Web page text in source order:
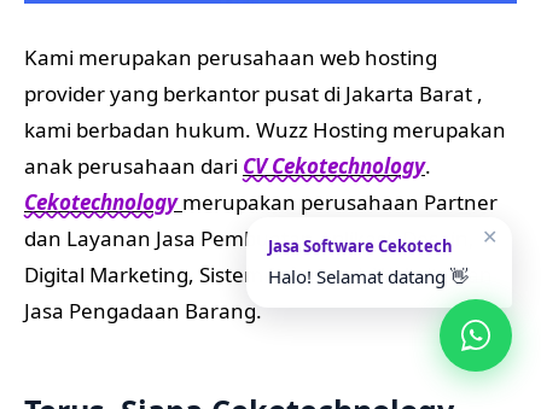
Kami merupakan perusahaan web hosting
provider yang berkantor pusat di Jakarta Barat ,
kami berbadan hukum. Wuzz Hosting merupakan
anak perusahaan dari CV Cekotechnology.
Cekotechnology merupakan perusahaan Partner
dan Layanan Jasa Pembuatan Aplikasi, Desain,
Digital Marketing, Sistem Informasi, Website dan
Jasa Pengadaan Barang.
✕
Jasa Software Cekotech
Halo! Selamat datang 👋